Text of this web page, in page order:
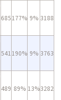
685177% 9% 3188
541 190% 9% 3763
489 89% 13%3282